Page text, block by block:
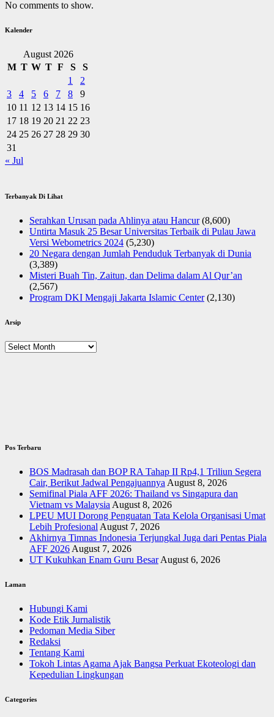
No comments to show.
Kalender
August 2026
M T W T F S
S
1
2
3
4 5 6 7 8
9
10 11 12 13 14 15 16
17 18 19 20 21 22 23
24 25 26 27 28 29 30
31
« Jul
Terbanyak Di Lihat
Serahkan Urusan pada Ahlinya atau Hancur (8,600)
Untirta Masuk 25 Besar Universitas Terbaik di Pulau Jawa
Versi Webometrics 2024 (5,230)
20 Negara dengan Jumlah Penduduk Terbanyak di Dunia
(3,389)
Misteri Buah Tin, Zaitun, dan Delima dalam Al Qur’an
(2,567)
Program DKI Mengaji Jakarta Islamic Center (2,130)
Arsip
Arsip
Pos Terbaru
BOS Madrasah dan BOP RA Tahap II Rp4,1 Triliun Segera
Cair, Berikut Jadwal Pengajuannya August 8, 2026
Semifinal Piala AFF 2026: Thailand vs Singapura dan
Vietnam vs Malaysia August 8, 2026
LPEU MUI Dorong Penguatan Tata Kelola Organisasi Umat
Lebih Profesional August 7, 2026
Akhirnya Timnas Indonesia Terjungkal Juga dari Pentas Piala
AFF 2026 August 7, 2026
UT Kukuhkan Enam Guru Besar August 6, 2026
Laman
Hubungi Kami
Kode Etik Jurnalistik
Pedoman Media Siber
Redaksi
Tentang Kami
Tokoh Lintas Agama Ajak Bangsa Perkuat Ekoteologi dan
Kepedulian Lingkungan
Categories